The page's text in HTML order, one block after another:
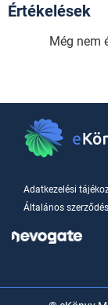
Értékelések
Még nem
Adatkezelési
Általános